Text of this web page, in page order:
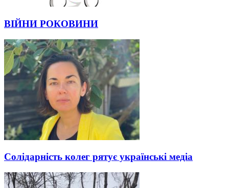
ВІЙНИ РОКОВИНИ
Солідарність колег рятує українські медіа